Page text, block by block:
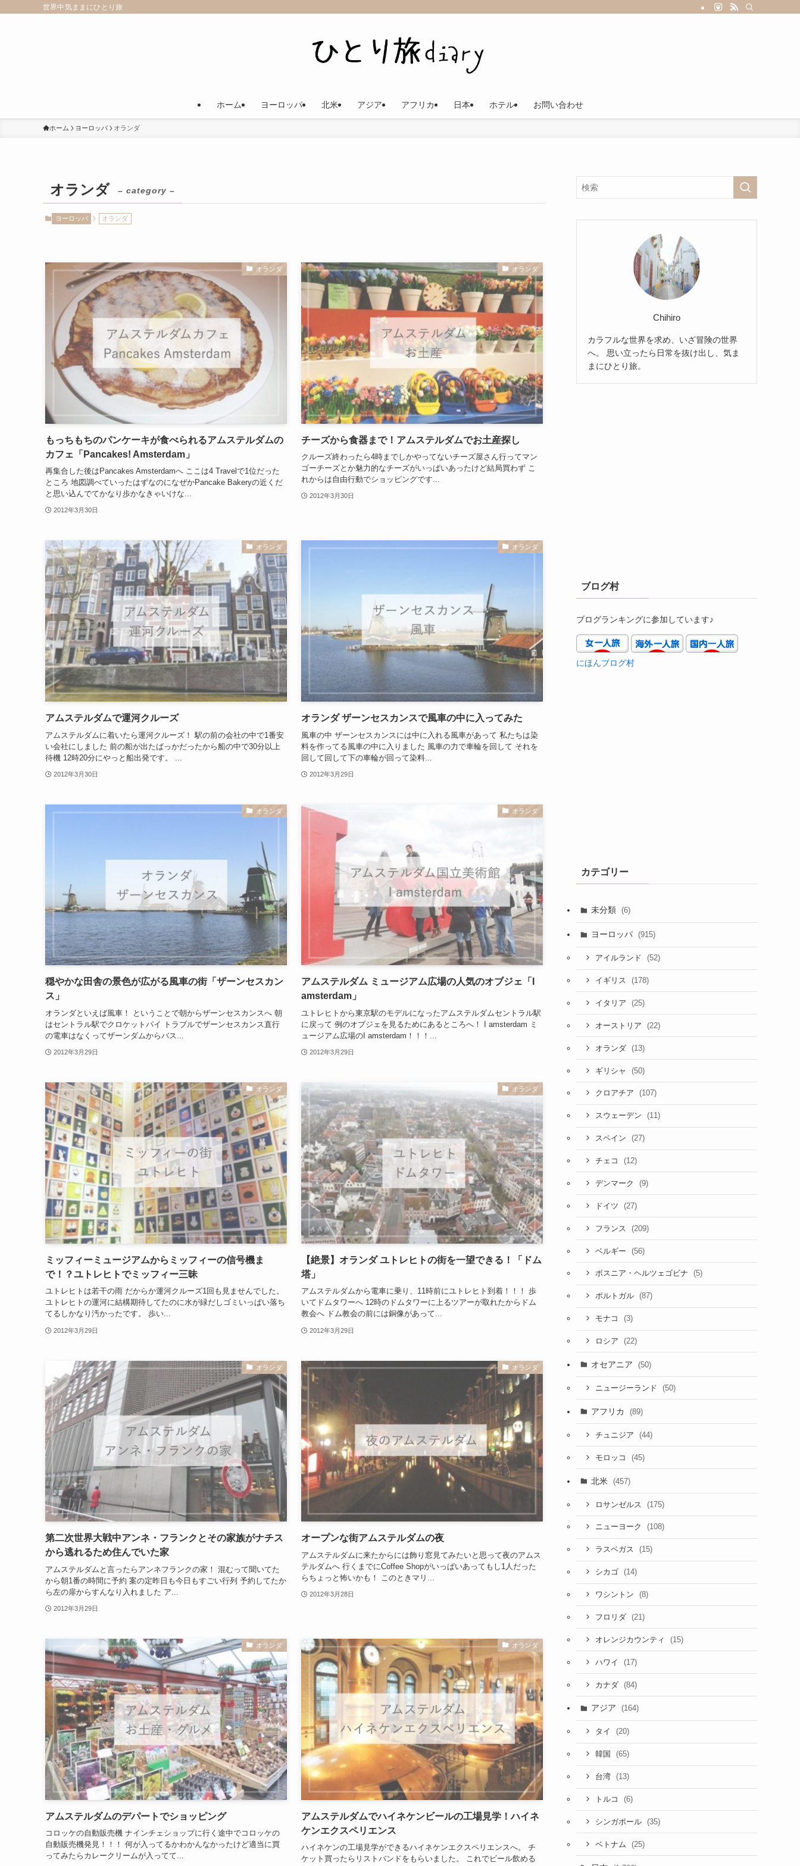
世界中気ままにひとり旅
ホーム ヨーロッパ 北米 アジア アフリカ 日本 ホテル お問い合わせ
ホーム ヨーロッパ オランダ
オランダ – category –
ヨーロッパ オランダ
オランダ
もっちもちのパンケーキが食べられるアムステルダムの
カフェ「Pancakes! Amsterdam」
再集合した後はPancakes Amsterdamへ ここは4 Travelで1位だった
ところ 地図調べていったはずなのになぜかPancake Bakeryの近くだ
と思い込んでてかなり歩かなきゃいけな...
2012年3月30日
オランダ
チーズから食器まで！アムステルダムでお土産探し
クルーズ終わったら4時までしかやってないチーズ屋さん行ってマン
ゴーチーズとか魅力的なチーズがいっぱいあったけど結局買わず こ
れからは自由行動でショッピングです...
2012年3月30日
オランダ
アムステルダムで運河クルーズ
アムステルダムに着いたら運河クルーズ！ 駅の前の会社の中で1番安
い会社にしました 前の船が出たばっかだったから船の中で30分以上
待機 12時20分にやっと船出発です。 ...
2012年3月30日
オランダ
オランダ ザーンセスカンスで風車の中に入ってみた
風車の中 ザーンセスカンスには中に入れる風車があって 私たちは染
料を作ってる風車の中に入りました 風車の力で車輪を回して それを
回して回して下の車輪が回って染料...
2012年3月29日
オランダ
穏やかな田舎の景色が広がる風車の街「ザーンセスカン
ス」
オランダといえば風車！ ということで朝からザーンセスカンスへ 朝
はセントラル駅でクロケットパイ トラブルでザーンセスカンス直行
の電車はなくってザーンダムからバス...
2012年3月29日
オランダ
アムステルダム ミュージアム広場の人気のオブジェ「I
amsterdam」
ユトレヒトから東京駅のモデルになったアムステルダムセントラル駅
に戻って 例のオブジェを見るためにあるところへ！ I amsterdam ミ
ュージアム広場のI amsterdam！！！...
2012年3月29日
オランダ
ミッフィーミュージアムからミッフィーの信号機ま
で！？ユトレヒトでミッフィー三昧
ユトレヒトは若干の雨 だからか運河クルーズ1回も見ませんでした。
ユトレヒトの運河に結構期待してたのに水が緑だしゴミいっぱい落ち
てるしかなり汚かったです。 歩い...
2012年3月29日
オランダ
【絶景】オランダ ユトレヒトの街を一望できる！「ドム
塔」
アムステルダムから電車に乗り、11時前にユトレヒト到着！！！ 歩
いてドムタワーへ 12時のドムタワーに上るツアーが取れたからドム
教会へ ドム教会の前には銅像があって...
2012年3月29日
オランダ
第二次世界大戦中アンネ・フランクとその家族がナチス
から逃れるため住んでいた家
アムステルダムと言ったらアンネフランクの家！ 混むって聞いてた
から朝1番の時間に予約 案の定昨日も今日もすごい行列 予約してたか
ら左の扉からすんなり入れました ア...
2012年3月29日
オランダ
オープンな街アムステルダムの夜
アムステルダムに来たからには飾り窓見てみたいと思って夜のアムス
テルダムへ 行くまでにCoffee Shopがいっぱいあってもし1人だった
らちょっと怖いかも！ このときマリ...
2012年3月28日
オランダ
アムステルダムのデパートでショッピング
コロッケの自動販売機 ナインチェショップに行く途中でコロッケの
自動販売機発見！！！ 何が入ってるかわかんなかったけど適当に買
ってみたらカレークリームが入ってて...
オランダ
アムステルダムでハイネケンビールの工場見学！ハイネ
ケンエクスペリエンス
ハイネケンの工場見学ができるハイネケンエクスペリエンスへ。 チ
ケット買ったらリストバンドをもらいました。 これでビール飲める
Chihiro
カラフルな世界を求め、いざ冒険の世界
へ。 思い立ったら日常を抜け出し、気ま
まにひとり旅。
ブログ村
ブログランキングに参加しています♪
にほんブログ村
カテゴリー
未分類 (6)
ヨーロッパ (915)
アイルランド (52)
イギリス (178)
イタリア (25)
オーストリア (22)
オランダ (13)
ギリシャ (50)
クロアチア (107)
スウェーデン (11)
スペイン (27)
チェコ (12)
デンマーク (9)
ドイツ (27)
フランス (209)
ベルギー (56)
ボスニア・ヘルツェゴビナ (5)
ポルトガル (87)
モナコ (3)
ロシア (22)
オセアニア (50)
ニュージーランド (50)
アフリカ (89)
チュニジア (44)
モロッコ (45)
北米 (457)
ロサンゼルス (175)
ニューヨーク (108)
ラスベガス (15)
シカゴ (14)
ワシントン (8)
フロリダ (21)
オレンジカウンティ (15)
ハワイ (17)
カナダ (84)
アジア (164)
タイ (20)
韓国 (65)
台湾 (13)
トルコ (6)
シンガポール (35)
ベトナム (25)